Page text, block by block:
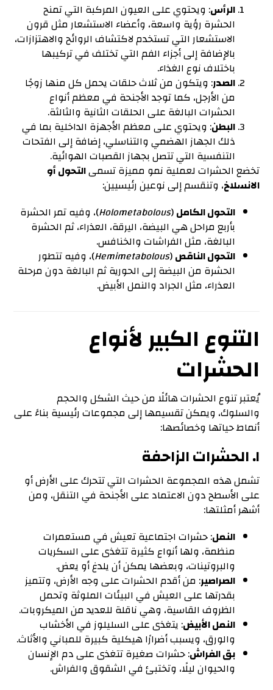
الرأس: ويحتوي على العيون المركبة التي تمنح
الحشرة رؤية واسعة، وأعضاء الاستشعار مثل قرون
الاستشعار التي تستخدم لاكتشاف الروائح والاهتزازات،
بالإضافة إلى أجزاء الفم التي تختلف في تركيبها
باختلاف نوع الغذاء.
الصدر: ويتكون من ثلاث حلقات يحمل كل منها زوجًا
من الأرجل، كما توجد الأجنحة في معظم أنواع
الحشرات البالغة على الحلقات الثانية والثالثة.
البطن: ويحتوي على معظم الأجهزة الداخلية بما في
ذلك الجهاز الهضمي والتناسلي، إضافة إلى الفتحات
التنفسية التي تتصل بجهاز القصبات الهوائية.
تخضع الحشرات لعملية نمو مميزة تسمىالتحول أو
الانسلاخ، وتنقسم إلى نوعين رئيسيين:
التحول الكامل(
Holometabolous)، وفيه تمر الحشرة
بأربع مراحل هي البيضة، اليرقة، العذراء، ثم الحشرة
البالغة، مثل الفراشات والخنافس.
التحول الناقص(
Hemimetabolous)، وفيه تتطور
الحشرة من البيضة إلى الحورية ثم البالغة دون مرحلة
العذراء، مثل الجراد والنمل الأبيض.
التنوع الكبير لأنواع
الحشرات
يُعتبر تنوع الحشرات هائلًا من حيث الشكل والحجم
والسلوك، ويمكن تقسيمها إلى مجموعات رئيسية بناءً على
أنماط حياتها وخصائصها:
١. الحشرات الزاحفة
تشمل هذه المجموعة الحشرات التي تتحرك على الأرض أو
على الأسطح دون الاعتماد على الأجنحة في التنقل، ومن
أشهر أمثلتها:
النمل: حشرات اجتماعية تعيش في مستعمرات
منظمة، ولها أنواع كثيرة تتغذى على السكريات
والبروتينات، وبعضها يمكن أن يلدغ أو يعض.
الصراصير: من أقدم الحشرات على وجه الأرض، وتتميز
بقدرتها على العيش في البيئات الملوثة وتحمل
الظروف القاسية، وهي ناقلة للعديد من الميكروبات.
النمل الأبيض: يتغذى على السليلوز في الأخشاب
والورق، ويسبب أضرارًا هيكلية كبيرة للمباني والأثاث.
بق الفراش: حشرات صغيرة تتغذى على دم الإنسان
والحيوان ليلًا، وتختبئ في الشقوق والفراش.